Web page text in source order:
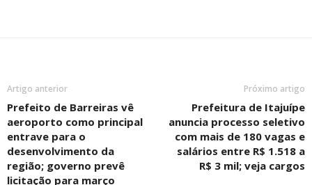
Artigo anterior
Prefeito de Barreiras vê
aeroporto como principal
entrave para o
desenvolvimento da
região; governo prevê
licitação para março
Próximo artigo
Prefeitura de Itajuípe
anuncia processo seletivo
com mais de 180 vagas e
salários entre R$ 1.518 a
R$ 3 mil; veja cargos